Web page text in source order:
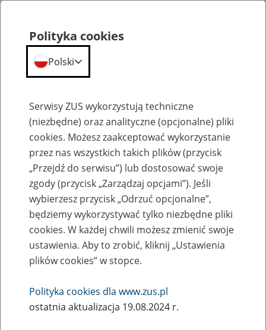
Aktualności
ZUS i WUM przedłużają współpracę
30
Polityka cookies
Polski
Serwisy ZUS wykorzystują techniczne
(niezbędne) oraz analityczne (opcjonalne) pliki
cookies. Możesz zaakceptować wykorzystanie
przez nas wszystkich takich plików (przycisk
„Przejdź do serwisu”) lub dostosować swoje
zgody (przycisk „Zarządzaj opcjami”). Jeśli
wybierzesz przycisk „Odrzuć opcjonalne”,
będziemy wykorzystywać tylko niezbędne pliki
cookies. W każdej chwili możesz zmienić swoje
ustawienia. Aby to zrobić, kliknij „Ustawienia
plików cookies” w stopce.
Polityka cookies dla www.zus.pl
ostatnia aktualizacja 19.08.2024 r.